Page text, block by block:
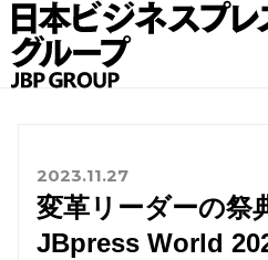
2023.11.27
変革リーダーの祭
JBpress World